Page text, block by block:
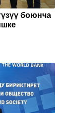
боюнча